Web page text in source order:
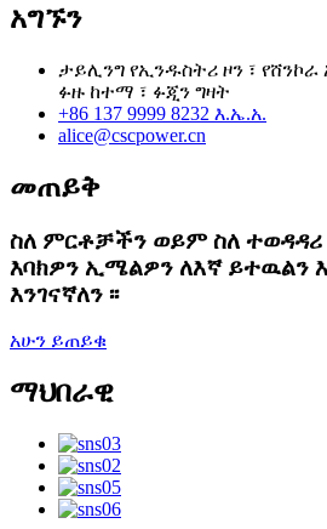
አግኙን
ታይሊንግ የኢንዱስትሪ ዞን ፣
ፉዙ ከተማ ፣ ፉጂን ግዛት
+86 137 9999 8232 እ.ኤ.አ.
alice@cscpower.cn
መጠይቅ
ስለ ምርቶቻችን ወይም ስለ
እባክዎን ኢሜልዎን ለእኛ ይተዉልን
እንገናኛለን ፡፡
አሁን ይጠይቁ
ማህበራዊ